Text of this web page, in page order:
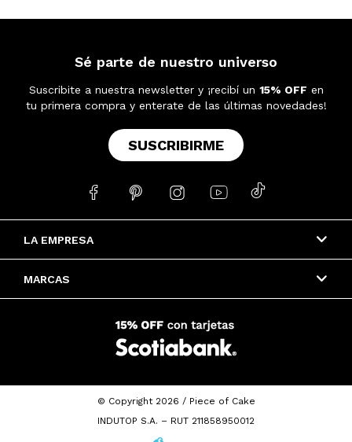
LA EMPRESA
MARCAS
Sé parte de nuestro universo
Suscribite a nuestra newsletter y ¡recibí un 15% OFF en
tu primera compra y enterate de las últimas novedades!
SUSCRIBIRME
    
© Copyright 2026 / Piece of Cake
INDUTOP S.A. – RUT 211858950012